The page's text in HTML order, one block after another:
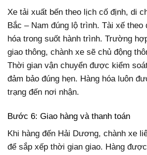
Xe tải xuất bến theo lịch cố định, di
Bắc – Nam đúng lộ trình. Tài xế theo
hóa trong suốt hành trình. Trường
giao thông, chành xe sẽ chủ động
Thời gian vận chuyển được kiểm
đảm bảo đúng hẹn. Hàng hóa luôn
trạng đến nơi nhận.
Bước 6: Giao hàng và thanh toán
Khi hàng đến Hải Dương, chành xe
để sắp xếp thời gian giao. Hàng